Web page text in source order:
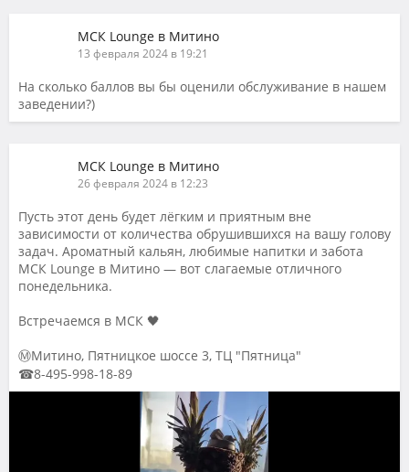
МСК Lounge в Митино
13 февраля 2024 в 19:21
На сколько баллов вы бы оценили обслуживание в нашем
заведении?)
МСК Lounge в Митино
26 февраля 2024 в 12:23
Пусть этот день будет лёгким и приятным вне
зависимости от количества обрушившихся на вашу голову
задач. Ароматный кальян, любимые напитки и забота
МСК Lounge в Митино — вот слагаемые отличного
понедельника.
Встречаемся в МСК 🖤
ⓂМитино, Пятницкое шоссе 3, ТЦ "Пятница"
☎8-495-998-18-89